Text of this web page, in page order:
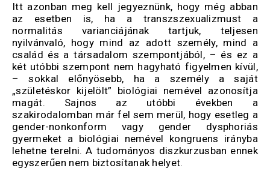
Itt azonban meg kell jegyeznünk, hogy még abban
az esetben is, ha a transzszexualizmust a
normalitás varianciájának tartjuk, teljesen
nyilvánvaló, hogy mind az adott személy, mind a
család és a társadalom szempontjából, – és ez a
két utóbbi szempont nem hagyható figyelmen kívül,
– sokkal előnyösebb, ha a személy a saját
„születéskor kijelölt” biológiai nemével azonosítja
magát. Sajnos az utóbbi években a
szakirodalomban már fel sem merül, hogy esetleg a
gender-nonkonform vagy gender dysphoriás
gyermeket a biológiai nemével kongruens irányba
lehetne terelni. A tudományos diszkurzusban ennek
egyszerűen nem biztosítanak helyet.